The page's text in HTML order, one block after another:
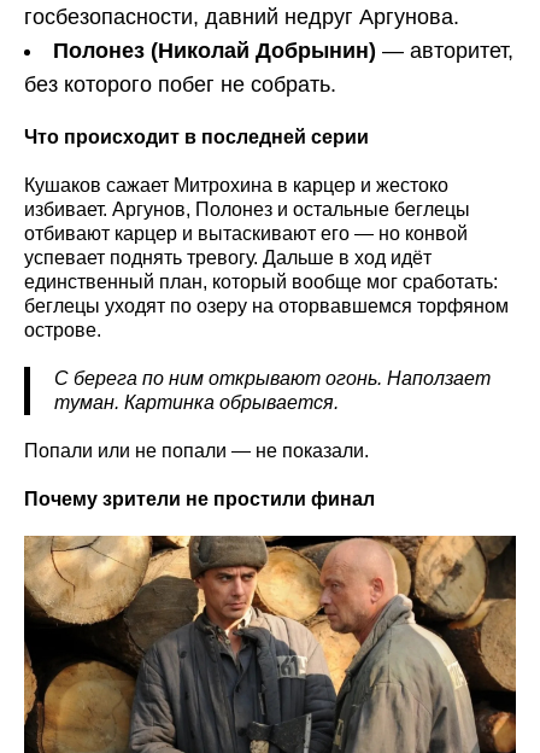
госбезопасности, давний недруг Аргунова.
Полонез (Николай Добрынин) — авторитет,
без которого побег не собрать.
Что происходит в последней серии
Кушаков сажает Митрохина в карцер и жестоко
избивает. Аргунов, Полонез и остальные беглецы
отбивают карцер и вытаскивают его — но конвой
успевает поднять тревогу. Дальше в ход идёт
единственный план, который вообще мог сработать:
беглецы уходят по озеру на оторвавшемся торфяном
острове.
С берега по ним открывают огонь. Наползает
туман. Картинка обрывается.
Попали или не попали — не показали.
Почему зрители не простили финал